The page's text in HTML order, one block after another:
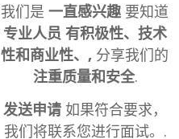
我们是 一直感兴趣要知道
专业人员 有积极性、技术
性和商业性、, 分享我们的
注重质量和安全.
发送申请如果符合要求，
我们将联系您进行面试。.